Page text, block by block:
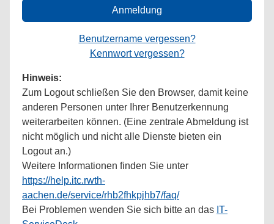
Anmeldung
Benutzername vergessen?
Kennwort vergessen?
Hinweis:
Zum Logout schließen Sie den Browser, damit keine
anderen Personen unter Ihrer Benutzerkennung
weiterarbeiten können. (Eine zentrale Abmeldung ist
nicht möglich und nicht alle Dienste bieten ein
Logout an.)
Weitere Informationen finden Sie unter
https://help.itc.rwth-
aachen.de/service/rhb2fhkpjhb7/faq/
Bei Problemen wenden Sie sich bitte an das IT-